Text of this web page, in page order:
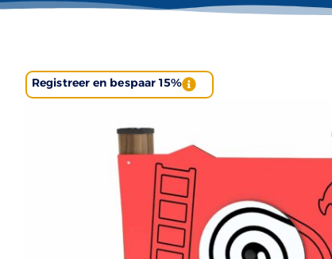
Registreer en bespaar 15%